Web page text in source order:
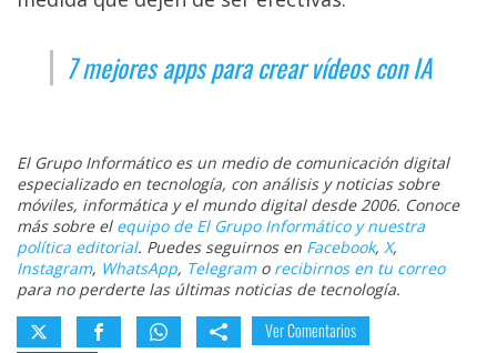
7 mejores apps para crear vídeos con IA
El Grupo Informático es un medio de comunicación digital
especializado en tecnología, con análisis y noticias sobre
móviles, informática y el mundo digital desde 2006. Conoce
más sobre el equipo de El Grupo Informático y nuestra
política editorial. Puedes seguirnos en Facebook, X,
Instagram, WhatsApp, Telegramo recibirnos en tu correo
para no perderte las últimas noticias de tecnología.
Ver Comentarios